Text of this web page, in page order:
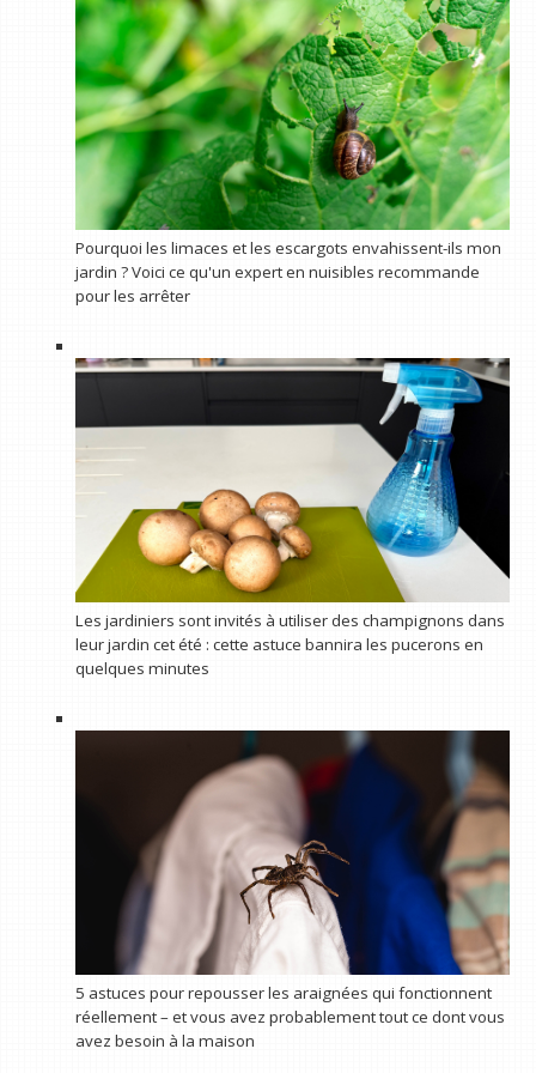
Pourquoi les limaces et les escargots envahissent-ils mon
jardin ? Voici ce qu'un expert en nuisibles recommande
pour les arrêter
Les jardiniers sont invités à utiliser des champignons dans
leur jardin cet été : cette astuce bannira les pucerons en
quelques minutes
5 astuces pour repousser les araignées qui fonctionnent
réellement – ​​et vous avez probablement tout ce dont vous
avez besoin à la maison